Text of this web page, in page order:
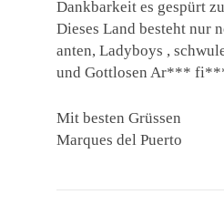
Dankbarkeit es gespürt
Dieses Land besteht nur
an­ten, Ladyboys ,
und Gottlosen Ar***
Mit besten Grüssen
Marques del Puerto